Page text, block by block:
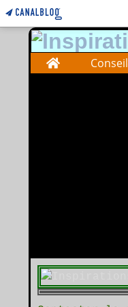
Home